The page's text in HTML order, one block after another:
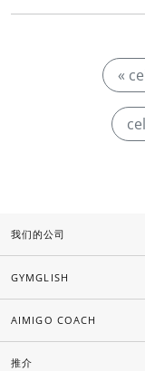
«
我们的公司
GYMGLISH
AIMIGO COACH
推介